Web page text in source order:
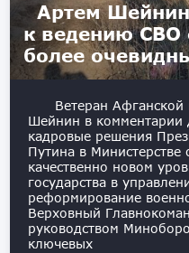
Артем
к ведению СВО
более
Ветеран
Шейнин в комментарии
кадровые решения
Путина в Министерстве
качественно новом
государства в
реформирование
Верховный
руководством
ключевых